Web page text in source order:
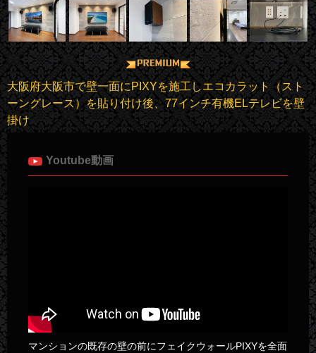
大阪府大阪市で壁一面にPIXYを施工しエコカラット（スト
ーングレース）を貼り付け後、77インチ有機ELテレビを壁
掛け
Youtube動画
マンションの既存の壁の前にフェイクウォールPIXYを全面